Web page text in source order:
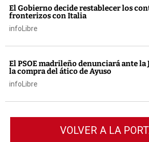
El Gobierno decide restablecer los
fronterizos con Italia
infoLibre
El PSOE madrileño denunciará ante la
la compra del ático de Ayuso
infoLibre
VOLVER A LA